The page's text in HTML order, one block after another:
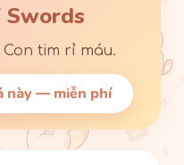
Swords
tim rỉ máu.
này — miễn phí